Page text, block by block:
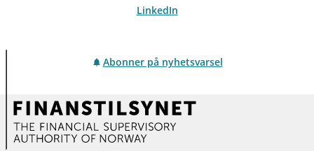
LinkedIn
Abonner på nyhetsvarsel